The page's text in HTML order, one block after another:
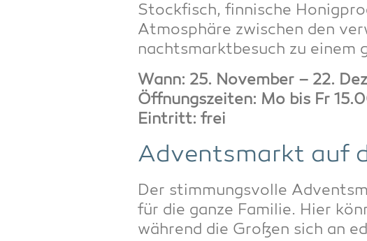
Stock­fisch, fin­ni­sche
Atmo­sphä­re zwi­schen den
nachts­markt­be­such zu einem
Wann: 25. Novem­ber – 22.
Öff­nungs­zei­ten: Mo bis Fr
Ein­tritt: frei
Advents­markt auf
Der stim­mungs­vol­le
für die gan­ze Fami­lie. Hier
wäh­rend die Gro­ßen sich an